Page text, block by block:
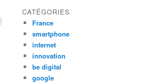
CATÉGORIES
France
smartphone
internet
innovation
be digital
google